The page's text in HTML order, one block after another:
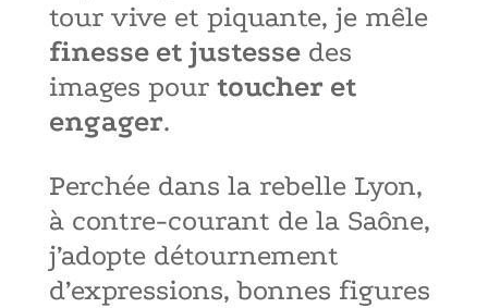
tour vive et piquante, je mêle
finesse et justessedes
images pour toucher et
engager.
Perchée dans la rebelle Lyon,
à contre-courant de la Saône,
j’adopte détournement
d’expressions, bonnes figures